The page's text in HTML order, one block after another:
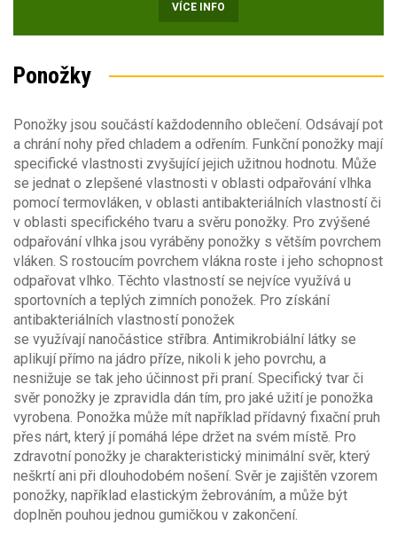
Sezóna
Sezóna
celoroční(33)
jaro/podzim(22)
zima(35)
Materiál
Materiál
Bambusové vlákno(5)
Bavlna (40)
Bavlna směs (5)
Elastan (Spandex)(55)
Merino(5)
Nylon (19)
Polyamid(27)
Stretch materiál(14)
Obecné vlastnosti
Typ oděvu
podkolenky(5)
ponožky(137)
Příprava na strojní vyšívání
Zakázkové šití
Klimatické podmínky
Odolný větru
Odolný vodě
Prodyšný oděv
Voděodolné zipy
Nepromokavé švy
Sněhový pás
VÍCE INFO
Ponožky
Ponožky jsou součástí každodenního oblečení. Odsávají pot
a chrání nohy před chladem a odřením. Funkční ponožky mají
specifické vlastnosti zvyšující jejich užitnou hodnotu. Může
se jednat o zlepšené vlastnosti v oblasti odpařování vlhka
pomocí termovláken, v oblasti antibakteriálních vlastností či
v oblasti specifického tvaru a svěru ponožky. Pro zvýšené
odpařování vlhka jsou vyráběny ponožky s větším povrchem
vláken. S rostoucím povrchem vlákna roste i jeho schopnost
odpařovat vlhko. Těchto vlastností se nejvíce využívá u
sportovních a teplých zimních ponožek. Pro získání
antibakteriálních vlastností ponožek
se využívají nanočástice stříbra. Antimikrobiální látky se
aplikují přímo na jádro příze, nikoli k jeho povrchu, a
nesnižuje se tak jeho účinnost při praní. Specifický tvar či
svěr ponožky je zpravidla dán tím, pro jaké užití je ponožka
vyrobena. Ponožka může mít například přídavný fixační pruh
přes nárt, který jí pomáhá lépe držet na svém místě. Pro
zdravotní ponožky je charakteristický minimální svěr, který
neškrtí ani při dlouhodobém nošení. Svěr je zajištěn vzorem
ponožky, například elastickým žebrováním, a může být
doplněn pouhou jednou gumičkou v zakončení.